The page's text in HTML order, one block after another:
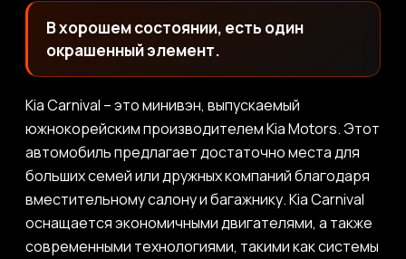
В хорошем состоянии, есть один
окрашенный элемент.
Kia Carnival – это минивэн, выпускаемый
южнокорейским производителем Kia Motors. Этот
автомобиль предлагает достаточно места для
больших семей или дружных компаний благодаря
вместительному салону и багажнику. Kia Carnival
оснащается экономичными двигателями, а также
современными технологиями, такими как системы